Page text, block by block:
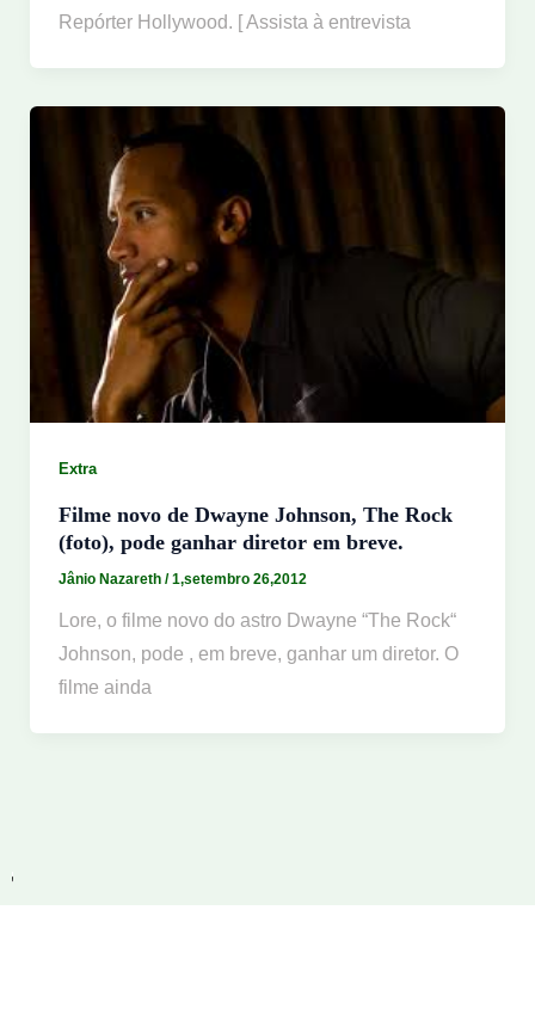
Repórter Hollywood. [ Assista à entrevista
Extra
Filme novo de Dwayne Johnson, The Rock
(foto), pode ganhar diretor em breve.
Jânio Nazareth /1,setembro 26,2012
Lore, o filme novo do astro Dwayne “The Rock“
Johnson, pode , em breve, ganhar um diretor. O
filme ainda